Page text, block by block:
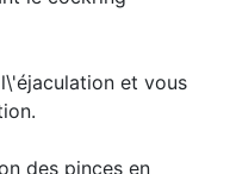
et vous
des pinces en